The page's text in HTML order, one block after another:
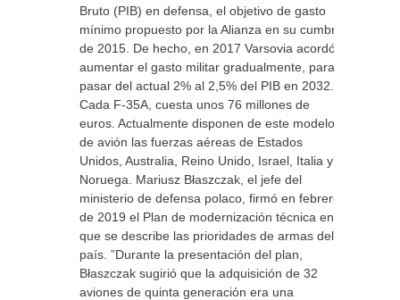
Bruto (PIB) en defensa, el objetivo de gasto
mínimo propuesto por la Alianza en su cumbre
de 2015. De hecho, en 2017 Varsovia acordó
aumentar el gasto militar gradualmente, para
pasar del actual 2% al 2,5% del PIB en 2032.
Cada F-35A, cuesta unos 76 millones de
euros. Actualmente disponen de este modelo
de avión las fuerzas aéreas de Estados
Unidos, Australia, Reino Unido, Israel, Italia y
Noruega. Mariusz Błaszczak, el jefe del
ministerio de defensa polaco, firmó en febrero
de 2019 el Plan de modernización técnica en el
que se describe las prioridades de armas del
país. ”Durante la presentación del plan,
Błaszczak sugirió que la adquisición de 32
aviones de quinta generación era una